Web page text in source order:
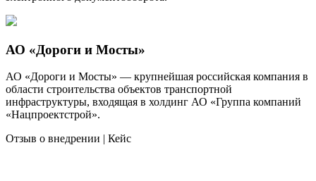
АО «Дороги и Мосты»
АО «Дороги и Мосты» — крупнейшая российская компания в
области строительства объектов транспортной
инфраструктуры, входящая в холдинг АО «Группа компаний
«Нацпроектстрой».
Отзыв о внедрении | Кейс